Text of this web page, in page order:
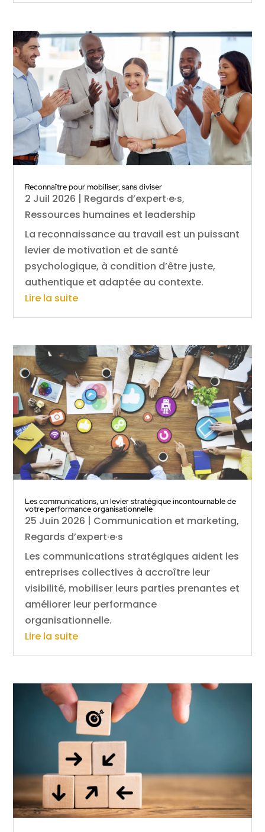
Reconnaître pour mobiliser, sans diviser
2 Juil 2026 | Regards d’expert·e·s,
Ressources humaines et leadership
La reconnaissance au travail est un puissant
levier de motivation et de santé
psychologique, à condition d’être juste,
authentique et adaptée au contexte.
Lire la suite
Les communications, un levier stratégique incontournable de
votre performance organisationnelle
25 Juin 2026 | Communication et marketing,
Regards d’expert·e·s
Les communications stratégiques aident les
entreprises collectives à accroître leur
visibilité, mobiliser leurs parties prenantes et
améliorer leur performance
organisationnelle.
Lire la suite